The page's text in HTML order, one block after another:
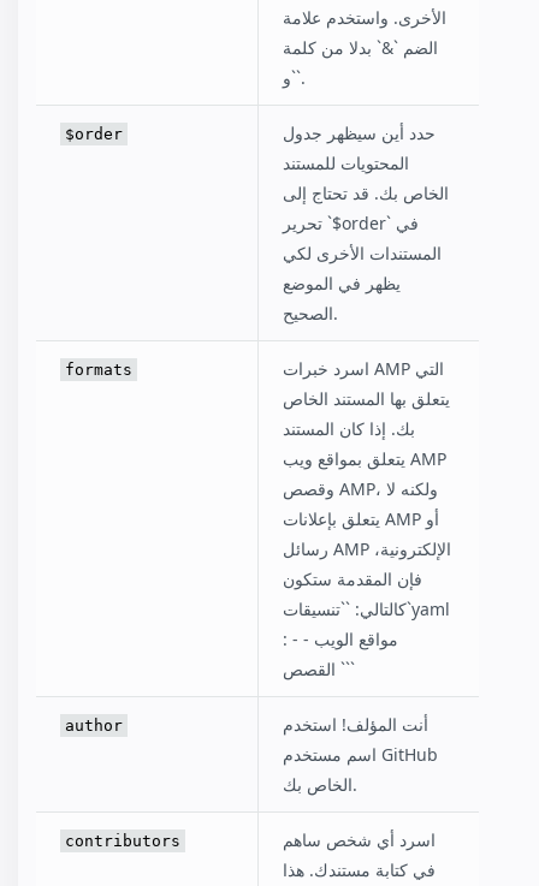
الأخرى. واستخدم علامة
الضم `&` بدلا من كلمة
`و`.
$order
حدد أين سيظهر جدول
المحتويات للمستند
الخاص بك. قد تحتاج إلى
تحرير `$order` في
المستندات الأخرى لكي
يظهر في الموضع
الصحيح.
formats
اسرد خبرات AMP التي
يتعلق بها المستند الخاص
بك. إذا كان المستند
يتعلق بمواقع ويب AMP
وقصص AMP، ولكنه لا
يتعلق بإعلانات AMP أو
رسائل AMP الإلكترونية،
فإن المقدمة ستكون
كالتالي: ``تنسيقات`yaml
: - مواقع الويب -
القصص ```
author
أنت المؤلف! استخدم
اسم مستخدم GitHub
الخاص بك.
contributors
اسرد أي شخص ساهم
في كتابة مستندك. هذا